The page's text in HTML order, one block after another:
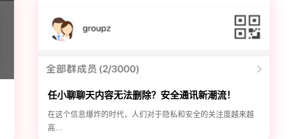
任小聊聊天内容无法删除？安全通讯新潮流！
在这个信息爆炸的时代，人们对于隐私和安全的关注度越来越
高...